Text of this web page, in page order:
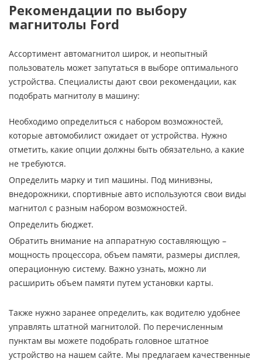
Рекомендации по выбору
магнитолы Ford
Ассортимент автомагнитол широк, и неопытный
пользователь может запутаться в выборе оптимального
устройства. Специалисты дают свои рекомендации, как
подобрать магнитолу в машину:
Необходимо определиться с набором возможностей,
которые автомобилист ожидает от устройства. Нужно
отметить, какие опции должны быть обязательно, а какие
не требуются.
Определить марку и тип машины. Под минивэны,
внедорожники, спортивные авто используются свои виды
магнитол с разным набором возможностей.
Определить бюджет.
Обратить внимание на аппаратную составляющую –
мощность процессора, объем памяти, размеры дисплея,
операционную систему. Важно узнать, можно ли
расширить объем памяти путем установки карты.
Также нужно заранее определить, как водителю удобнее
управлять штатной магнитолой. По перечисленным
пунктам вы можете подобрать головное штатное
устройство на нашем сайте. Мы предлагаем качественные